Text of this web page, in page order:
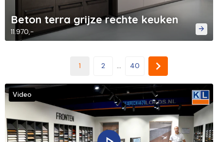
Beton terra grijze rechte keuken
11.970,-
1 2 ... 40
Video